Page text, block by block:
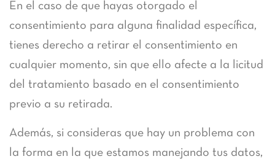
En el caso de que hayas otorgado el
consentimiento para alguna finalidad específica,
tienes derecho a retirar el consentimiento en
cualquier momento, sin que ello afecte a la licitud
del tratamiento basado en el consentimiento
previo a su retirada.
Además, si consideras que hay un problema con
la forma en la que estamos manejando tus datos,